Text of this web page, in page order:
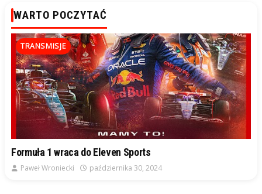
WARTO POCZYTAĆ
TRANSMISJE
Formuła 1 wraca do Eleven Sports
Paweł Wroniecki października 30, 2024